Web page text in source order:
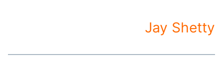
Jay Shetty